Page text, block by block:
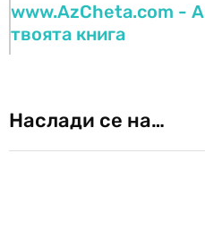
www.AzCheta.com -
твоята книга
Наслади се на…